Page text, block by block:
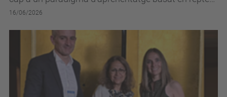
reals.
16/06/2026